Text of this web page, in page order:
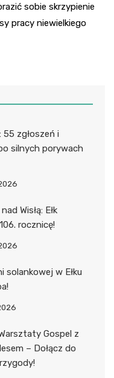
sobie skrzypienie
pracy niewielkiego
55 zgłoszeń i
silnych porywach
Wisłą: Ełk
rocznicę!
solankowej w Ełku
Gospel z
– Dołącz do